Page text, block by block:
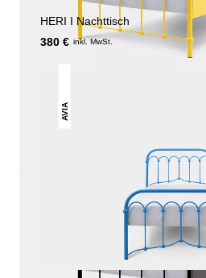
HERI I Nachttisch
380 € inkl. MwSt.
AVIA